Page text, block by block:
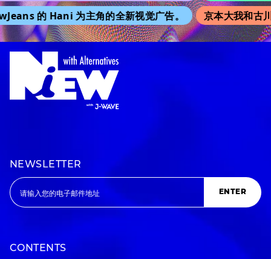
的 Hani 为主角的全新视觉广告。
京本大我和古
NEWSLETTER
ENTER
CONTENTS